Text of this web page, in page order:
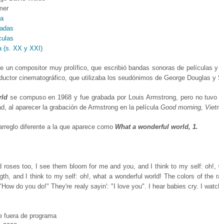
(s. XX y XXI)
un compositor muy prolífico, que escribió bandas sonoras de películas
cinematográfico, que utilizaba los seudónimos de George Douglas y
se compuso en 1968 y fue grabada por Louis Armstrong, pero no
al aparecer la grabación de Armstrong en la película Good morning,
diferente a la que aparece como What a wonderful world, 1.
roses too, I see them bloom for me and you, and I think to my self:
and I think to my self: oh!, what a wonderful world! The colors of
do you do!" They're realy sayin': "I love you". I hear babies cry. I
fuera de programa